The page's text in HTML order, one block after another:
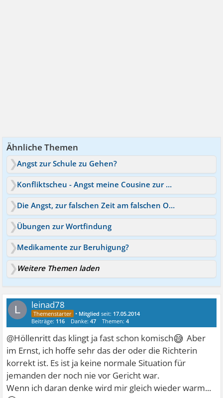
Ähnliche Themen
Angst zur Schule zu Gehen?
Konfliktscheu - Angst meine Cousine zur Rede zu stellen
Die Angst, zur falschen Zeit am falschen Ort zu sein
Übungen zur Wortfindung
Medikamente zur Beruhigung?
Weitere Themen laden
L leinad78
• Mitglied seit: 17.05.2014
Beiträge: 116 Danke:47 Themen:4
@Höllenritt das klingt ja fast schon komisch😅 Aber
im Ernst, ich hoffe sehr das der oder die Richterin
korrekt ist. Es ist ja keine normale Situation für
jemanden der noch nie vor Gericht war.
Wenn ich daran denke wird mir gleich wieder warm...